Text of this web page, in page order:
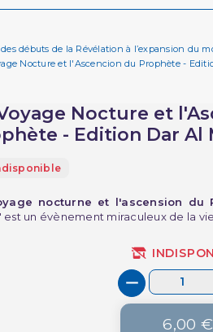
des débuts de la Révélation à l’expansion du
Nocture et l'Ascencion du Prophète -
Nocture et
- Edition Dar Al
nocturne et l'ascension du
est un évènement miraculeux de la
6,00 €